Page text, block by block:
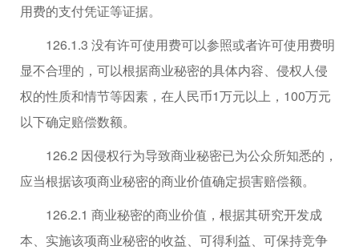
用费的支付凭证等证据。
126.1.3 没有许可使用费可以参照或者许可使用费明
显不合理的，可以根据商业秘密的具体内容、侵权人侵
权的性质和情节等因素，在人民币1万元以上，100万元
以下确定赔偿数额。
126.2 因侵权行为导致商业秘密已为公众所知悉的，
应当根据该项商业秘密的商业价值确定损害赔偿额。
126.2.1 商业秘密的商业价值，根据其研究开发成
本、实施该项商业秘密的收益、可得利益、可保持竞争